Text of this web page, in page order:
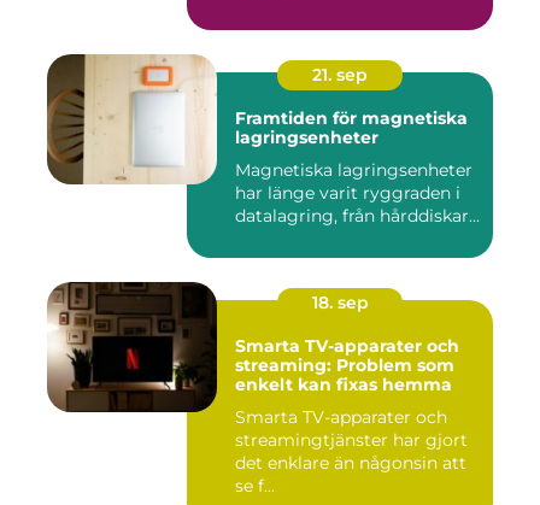
21. sep
Framtiden för magnetiska
lagringsenheter
Magnetiska lagringsenheter
har länge varit ryggraden i
datalagring, från hårddiskar...
18. sep
Smarta TV-apparater och
streaming: Problem som
enkelt kan fixas hemma
Smarta TV-apparater och
streamingtjänster har gjort
det enklare än någonsin att
se f...